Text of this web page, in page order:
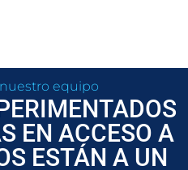
equipo
EN ACCESO A
ESTÁN A UN